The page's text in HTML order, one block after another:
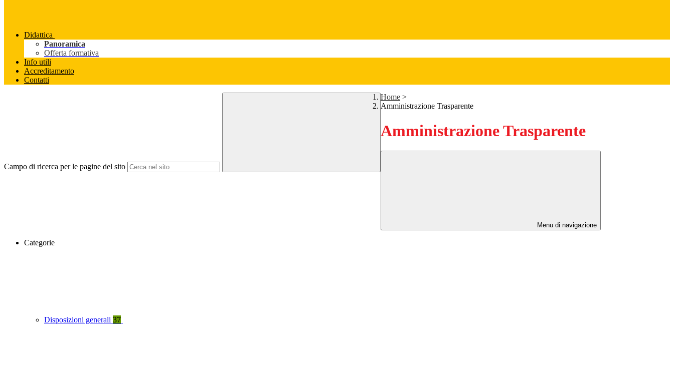
Didattica
Panoramica
Offerta formativa
Info utili
Accreditamento
Contatti
Campo di ricerca per le pagine del sito
Home >
Amministrazione Trasparente
Amministrazione Trasparente
Menu di navigazione
Categorie
Disposizioni generali 37